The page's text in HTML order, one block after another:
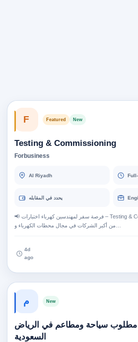
F Featured New
Testing & Commissioning
Forbusiness
Al Riyadh
يحدد في المقابله
📢 فرصة سفر لمهندسين كهرباء اختبارات – Testing & Commissioning 🇸🇦 لدى واحدة
4d
ago
م New
سياحة ومطاعم في الرياض
السعودية